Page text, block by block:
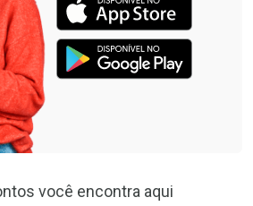
você encontra aqui